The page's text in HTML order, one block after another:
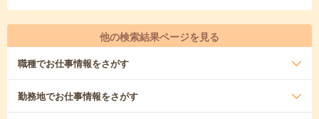
他の検索結果ページを見る
職種でお仕事情報をさがす
勤務地でお仕事情報をさがす